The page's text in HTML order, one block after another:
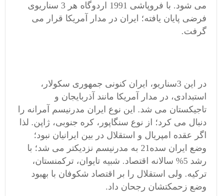
می شود. با فروپاشی 1991 اردوگاه هر 3 سناریوی
فرضی پایان یافته؛ ایران در مدار آمریکا قرار می
گرفت.
در این 3سناریو، ایران کنونی جمهوری سکولار،
استبدادی، در مدار آمریکا مانند آذربایجان و
تاجیکستان می شد. این نوع ایران مدرنیسم آمرانه را
دنبال می کرد؛ از نوع سنگاپور، کره جنوبی، ژاپن. لذا
اگر عقده امپریال و استقلال در بین ایرانیان نبود؛
وضع ایران سده21 به مدرنیسم نزدیکتر می شد؛ با
رشد 5% سالانه اقتصاد. شبیه تایوان، ترکمنستان،
ترکیه. ولی استقلال را بر اقتصاد شکوفان با بهبود
وضع زحمکتشان رجحان داد.